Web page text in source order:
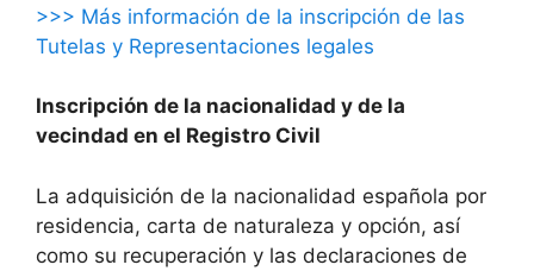
>>> Más información de la inscripción de las
Tutelas y Representaciones legales
Inscripción de la nacionalidad y de la
vecindad en el Registro Civil
La adquisición de la nacionalidad española por
residencia, carta de naturaleza y opción, así
como su recuperación y las declaraciones de